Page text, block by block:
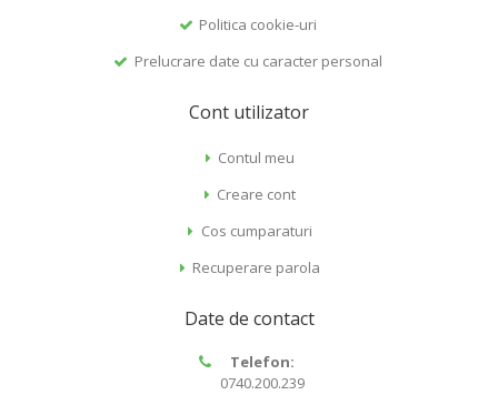
Politica cookie-uri
Prelucrare date cu caracter personal
Cont utilizator
Contul meu
Creare cont
Cos cumparaturi
Recuperare parola
Date de contact
Telefon:
0740.200.239